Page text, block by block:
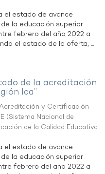
el estado de avance
la educación superior
febrero del año 2022 a
el estado de la oferta, ...
de la acreditación
Ica”
y Certificación
(Sistema Nacional de
de la Calidad Educativa
el estado de avance
la educación superior
febrero del año 2022 a